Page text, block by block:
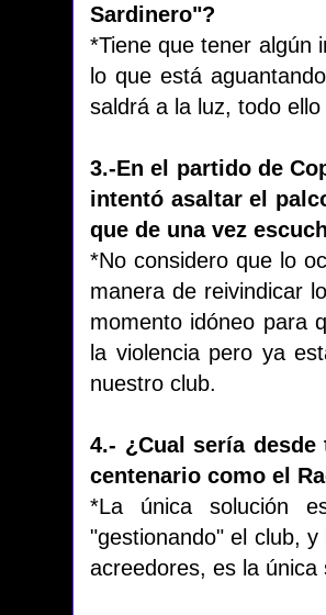
Sardinero"?
*Tiene que tener algún
lo que está
saldrá a la luz, todo
3.-En el partido de
intentó asaltar el
que de una vez
*No considero que lo
manera de reivindicar
momento idóneo para
la violencia pero ya
nuestro club.
4.- ¿Cual sería
centenario como el
*La única solución
"gestionando" el club,
acreedores, es la